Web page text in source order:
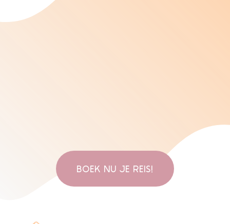
BOEK NU JE REIS!